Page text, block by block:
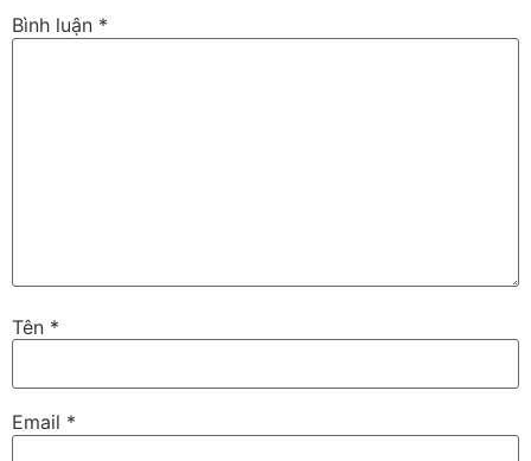
Bình luận *
Tên *
Email *